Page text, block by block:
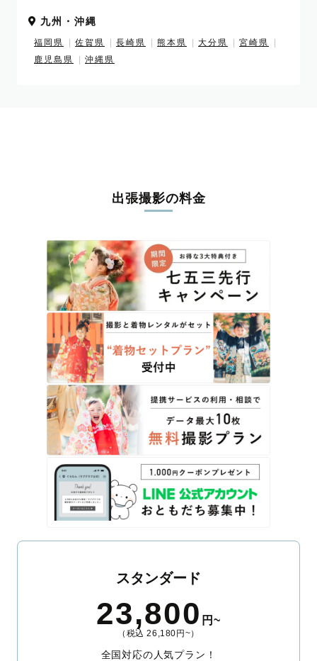
九州・沖縄
福岡県 佐賀県 長崎県 熊本県 大分県
宮崎県
鹿児島県
沖縄県
出張撮影の料金
スタンダード
23,800 円~
（税込 26,180円~）
全国対応の人気プラン！